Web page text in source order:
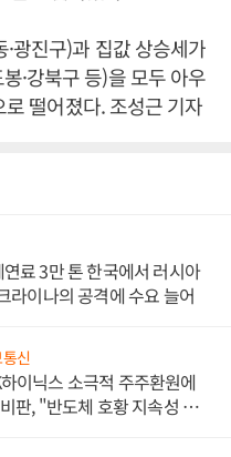
광진구)과 집값 상승세가
·강북구 등)을 모두 아우
떨어졌다. 조성근 기자
료 3만 톤 한국에서 러시아
라이나의 공격에 수요 늘어
신
이닉스 소극적 주주환원에
판, "반도체 호황 지속성 의